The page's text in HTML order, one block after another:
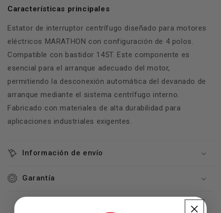
4P
145T
6200505
6200505
Características principales
Estator de interruptor centrífugo diseñado para motores
eléctricos MARATHON con configuración de 4 polos.
Compatible con bastidor 145T. Este componente es
esencial para el arranque adecuado del motor,
permitiendo la desconexión automática del devanado de
arranque mediante el sistema centrífugo interno.
Fabricado con materiales de alta durabilidad para
aplicaciones industriales exigentes.
Información de envío
Garantía